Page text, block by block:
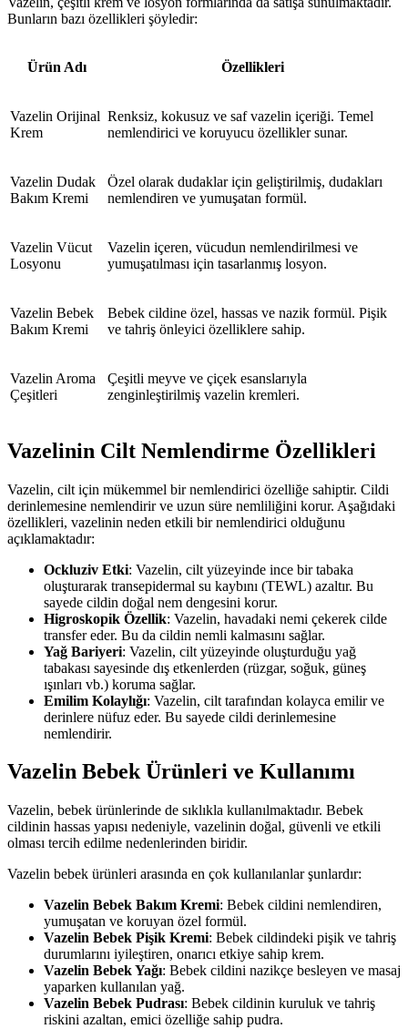
Bunların bazı özellikleri şöyledir:
Ürün Adı Özellikleri
Vazelin Orijinal
Krem
Renksiz, kokusuz ve saf vazelin içeriği. Temel
nemlendirici ve koruyucu özellikler sunar.
Vazelin Dudak
Bakım Kremi
Özel olarak dudaklar için geliştirilmiş, dudakları
nemlendiren ve yumuşatan formül.
Vazelin Vücut
Losyonu
Vazelin içeren, vücudun nemlendirilmesi ve
yumuşatılması için tasarlanmış losyon.
Vazelin Bebek
Bakım Kremi
Bebek cildine özel, hassas ve nazik formül. Pişik
ve tahriş önleyici özelliklere sahip.
Vazelin Aroma
Çeşitleri
Çeşitli meyve ve çiçek esanslarıyla
zenginleştirilmiş vazelin kremleri.
Vazelinin Cilt Nemlendirme Özellikleri
Vazelin, cilt için mükemmel bir nemlendirici özelliğe sahiptir. Cildi
derinlemesine nemlendirir ve uzun süre nemliliğini korur. Aşağıdaki
özellikleri, vazelinin neden etkili bir nemlendirici olduğunu
açıklamaktadır:
Ockluziv Etki: Vazelin, cilt yüzeyinde ince bir tabaka
oluşturarak transepidermal su kaybını (TEWL) azaltır. Bu
sayede cildin doğal nem dengesini korur.
Higroskopik Özellik: Vazelin, havadaki nemi çekerek cilde
transfer eder. Bu da cildin nemli kalmasını sağlar.
Yağ Bariyeri: Vazelin, cilt yüzeyinde oluşturduğu yağ
tabakası sayesinde dış etkenlerden (rüzgar, soğuk, güneş
ışınları vb.) koruma sağlar.
Emilim Kolaylığı: Vazelin, cilt tarafından kolayca emilir ve
derinlere nüfuz eder. Bu sayede cildi derinlemesine
nemlendirir.
Vazelin Bebek Ürünleri ve Kullanımı
Vazelin, bebek ürünlerinde de sıklıkla kullanılmaktadır. Bebek
cildinin hassas yapısı nedeniyle, vazelinin doğal, güvenli ve etkili
olması tercih edilme nedenlerinden biridir.
Vazelin bebek ürünleri arasında en çok kullanılanlar şunlardır:
Vazelin Bebek Bakım Kremi: Bebek cildini nemlendiren,
yumuşatan ve koruyan özel formül.
Vazelin Bebek Pişik Kremi: Bebek cildindeki pişik ve tahriş
durumlarını iyileştiren, onarıcı etkiye sahip krem.
Vazelin Bebek Yağı: Bebek cildini nazikçe besleyen ve masaj
yaparken kullanılan yağ.
Vazelin Bebek Pudrası: Bebek cildinin kuruluk ve tahriş
riskini azaltan, emici özelliğe sahip pudra.